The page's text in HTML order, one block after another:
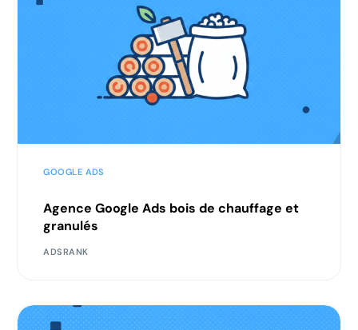
GOOGLE ADS
Agence Google Ads bois de chauffage et
granulés
ADSRANK